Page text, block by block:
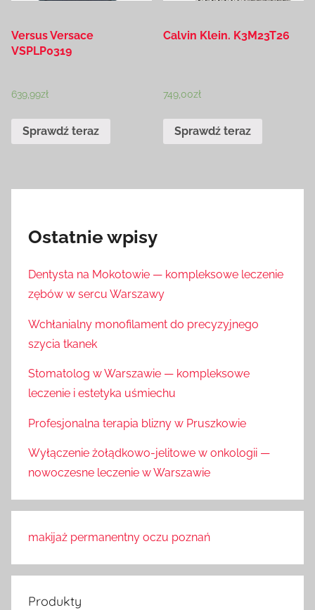
Versus Versace
VSPLP0319
639,99zł
Sprawdź teraz
Calvin Klein. K3M23T26
749,00zł
Sprawdź teraz
Ostatnie wpisy
Dentysta na Mokotowie — kompleksowe leczenie
zębów w sercu Warszawy
Wchłanialny monofilament do precyzyjnego
szycia tkanek
Stomatolog w Warszawie — kompleksowe
leczenie i estetyka uśmiechu
Profesjonalna terapia blizny w Pruszkowie
Wyłączenie żołądkowo-jelitowe w onkologii —
nowoczesne leczenie w Warszawie
makijaż permanentny oczu poznań
Produkty